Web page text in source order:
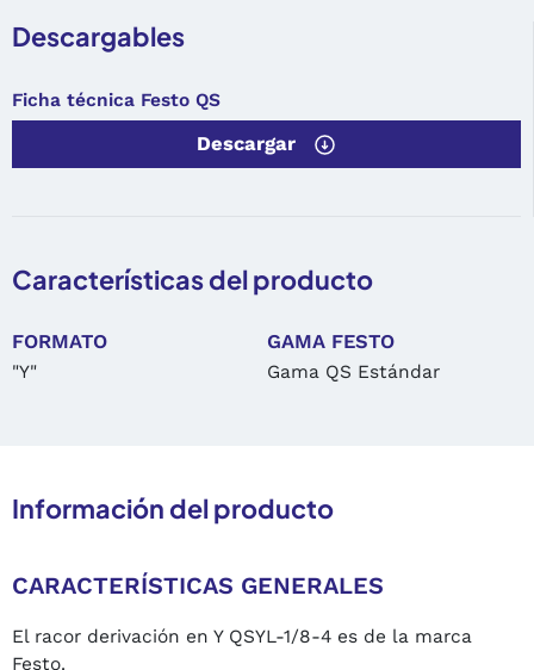
Descargables
Ficha técnica Festo QS
Descargar
Características del producto
FORMATO
"Y"
GAMA FESTO
Gama QS Estándar
Información del producto
CARACTERÍSTICAS GENERALES
El racor derivación en Y QSYL-1/8-4 es de la marca
Festo.